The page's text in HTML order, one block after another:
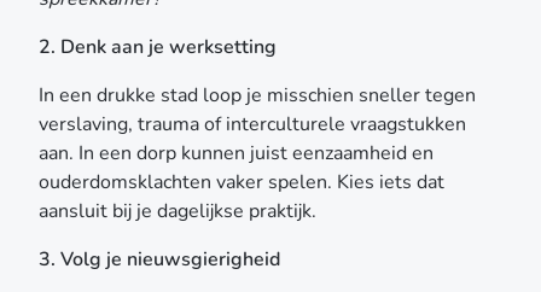
2. Denk aan je werksetting
In een drukke stad loop je misschien sneller tegen
verslaving, trauma of interculturele vraagstukken
aan. In een dorp kunnen juist eenzaamheid en
ouderdomsklachten vaker spelen. Kies iets dat
aansluit bij je dagelijkse praktijk.
3. Volg je nieuwsgierigheid